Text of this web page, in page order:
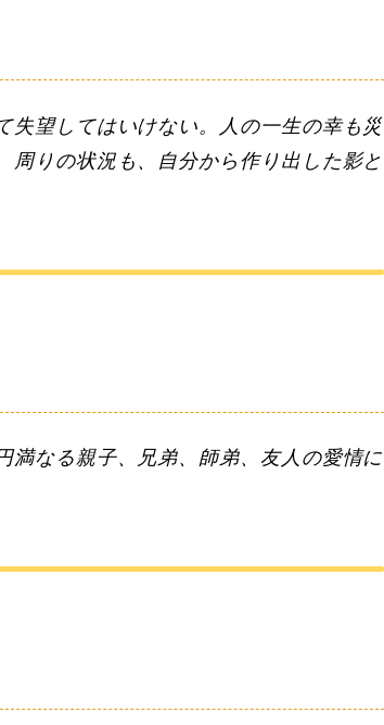
失望してはいけない。人の一生の幸も災
周りの状況も、自分から作り出した影と
満なる親子、兄弟、師弟、友人の愛情に